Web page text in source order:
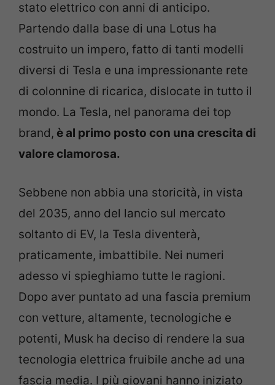
stato elettrico con anni di anticipo.
Partendo dalla base di una Lotus ha
costruito un impero, fatto di tanti modelli
diversi di Tesla e una impressionante rete
di colonnine di ricarica, dislocate in tutto il
mondo. La Tesla, nel panorama dei top
brand, è al primo posto con una crescita di
valore clamorosa.
Sebbene non abbia una storicità, in vista
del 2035, anno del lancio sul mercato
soltanto di EV, la Tesla diventerà,
praticamente, imbattibile. Nei numeri
adesso vi spieghiamo tutte le ragioni.
Dopo aver puntato ad una fascia premium
con vetture, altamente, tecnologiche e
potenti, Musk ha deciso di rendere la sua
tecnologia elettrica fruibile anche ad una
fascia media. I più giovani hanno iniziato